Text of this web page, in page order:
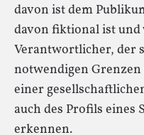
davon ist dem
davon fiktional ist und
Verantwortlicher, der
notwendigen
einer
auch des Profils eines
erkennen.